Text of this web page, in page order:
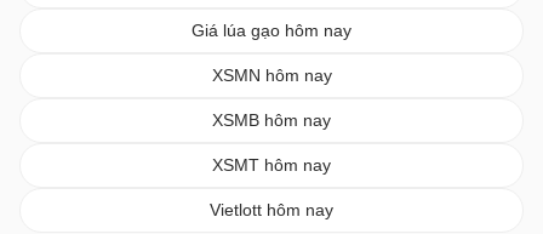
Giá lúa gạo hôm nay
XSMN hôm nay
XSMB hôm nay
XSMT hôm nay
Vietlott hôm nay